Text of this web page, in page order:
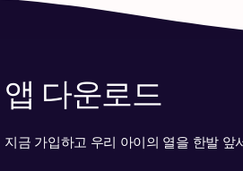
📢 [공지사항] Android는 아직
앱 다운로드
지금 가입하고 우리 아이의 열을 한발